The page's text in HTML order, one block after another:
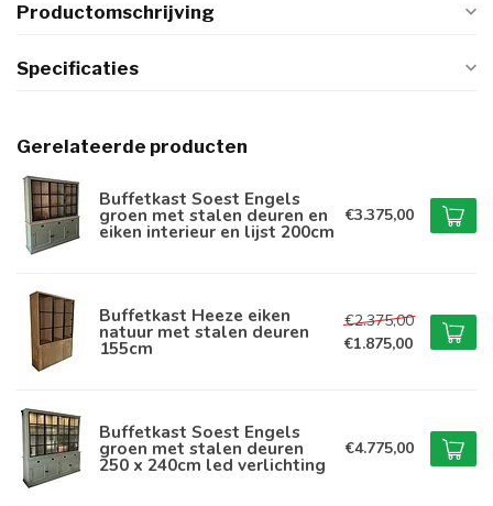
Productomschrijving
Specificaties
Gerelateerde producten
Buffetkast Soest Engels
groen met stalen deuren en
eiken interieur en lijst 200cm
€3.375,00
Buffetkast Heeze eiken
natuur met stalen deuren
155cm
€2.375,00
€1.875,00
Buffetkast Soest Engels
groen met stalen deuren
250 x 240cm led verlichting
€4.775,00